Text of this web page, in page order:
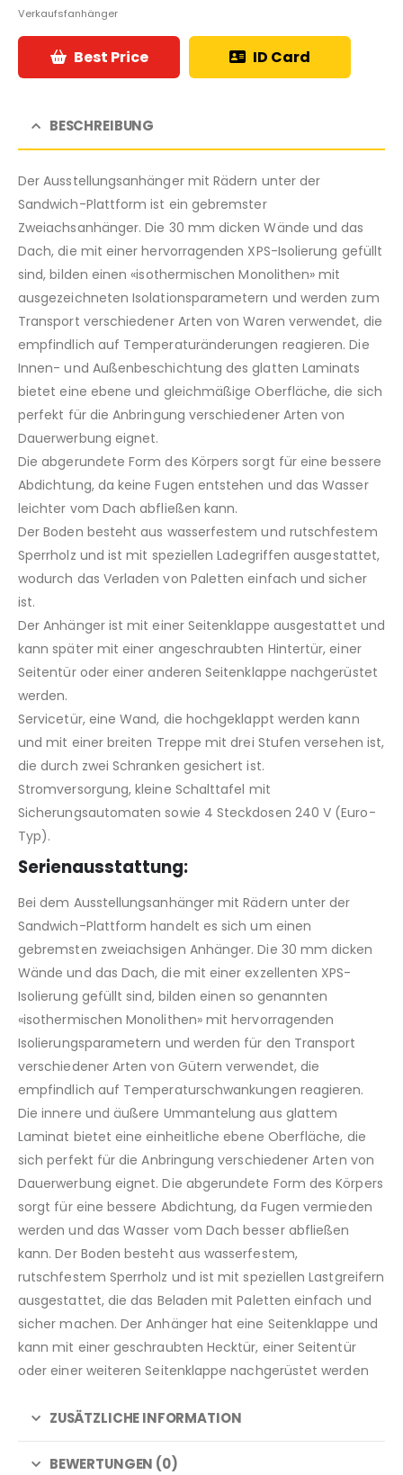
Verkaufsfanhänger
Best Price ID Card
BESCHREIBUNG
Der Ausstellungsanhänger mit Rädern unter der
Sandwich-Plattform ist ein gebremster
Zweiachsanhänger. Die 30 mm dicken Wände und das
Dach, die mit einer hervorragenden XPS-Isolierung gefüllt
sind, bilden einen «isothermischen Monolithen» mit
ausgezeichneten Isolationsparametern und werden zum
Transport verschiedener Arten von Waren verwendet, die
empfindlich auf Temperaturänderungen reagieren. Die
Innen- und Außenbeschichtung des glatten Laminats
bietet eine ebene und gleichmäßige Oberfläche, die sich
perfekt für die Anbringung verschiedener Arten von
Dauerwerbung eignet.
Die abgerundete Form des Körpers sorgt für eine bessere
Abdichtung, da keine Fugen entstehen und das Wasser
leichter vom Dach abfließen kann.
Der Boden besteht aus wasserfestem und rutschfestem
Sperrholz und ist mit speziellen Ladegriffen ausgestattet,
wodurch das Verladen von Paletten einfach und sicher
ist.
Der Anhänger ist mit einer Seitenklappe ausgestattet und
kann später mit einer angeschraubten Hintertür, einer
Seitentür oder einer anderen Seitenklappe nachgerüstet
werden.
Servicetür, eine Wand, die hochgeklappt werden kann
und mit einer breiten Treppe mit drei Stufen versehen ist,
die durch zwei Schranken gesichert ist.
Stromversorgung, kleine Schalttafel mit
Sicherungsautomaten sowie 4 Steckdosen 240 V (Euro-
Typ).
Serienausstattung:
Bei dem Ausstellungsanhänger mit Rädern unter der
Sandwich-Plattform handelt es sich um einen
gebremsten zweiachsigen Anhänger. Die 30 mm dicken
Wände und das Dach, die mit einer exzellenten XPS-
Isolierung gefüllt sind, bilden einen so genannten
«isothermischen Monolithen» mit hervorragenden
Isolierungsparametern und werden für den Transport
verschiedener Arten von Gütern verwendet, die
empfindlich auf Temperaturschwankungen reagieren.
Die innere und äußere Ummantelung aus glattem
Laminat bietet eine einheitliche ebene Oberfläche, die
sich perfekt für die Anbringung verschiedener Arten von
Dauerwerbung eignet. Die abgerundete Form des Körpers
sorgt für eine bessere Abdichtung, da Fugen vermieden
werden und das Wasser vom Dach besser abfließen
kann. Der Boden besteht aus wasserfestem,
rutschfestem Sperrholz und ist mit speziellen Lastgreifern
ausgestattet, die das Beladen mit Paletten einfach und
sicher machen. Der Anhänger hat eine Seitenklappe und
kann mit einer geschraubten Hecktür, einer Seitentür
oder einer weiteren Seitenklappe nachgerüstet werden
ZUSÄTZLICHE INFORMATION
BEWERTUNGEN (0)